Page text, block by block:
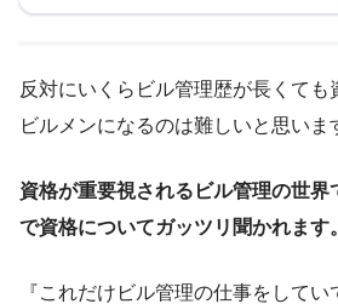
反対にいくらビル管理歴が長くても
ビルメンになるのは難しいと思いま
資格が重要視されるビル管理の世界
で資格についてガッツリ聞かれます。
『これだけビル管理の仕事をして